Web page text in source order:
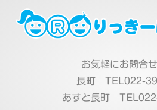
お気軽にお問合
長町 TEL022-
あすと長町